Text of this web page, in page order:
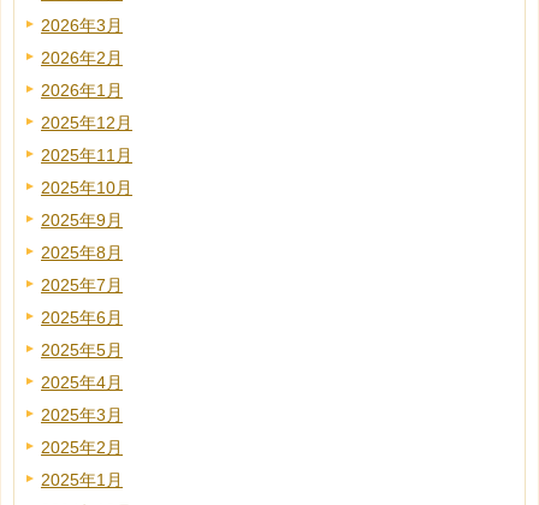
2026年3月
2026年2月
2026年1月
2025年12月
2025年11月
2025年10月
2025年9月
2025年8月
2025年7月
2025年6月
2025年5月
2025年4月
2025年3月
2025年2月
2025年1月